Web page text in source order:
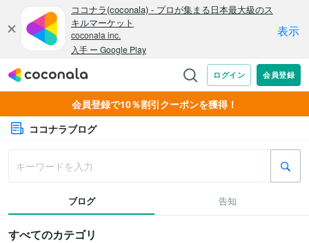
会員登録で10％割引クーポンを獲得！
ココナラブログ
ブログ 告知
すべてのカテゴリ